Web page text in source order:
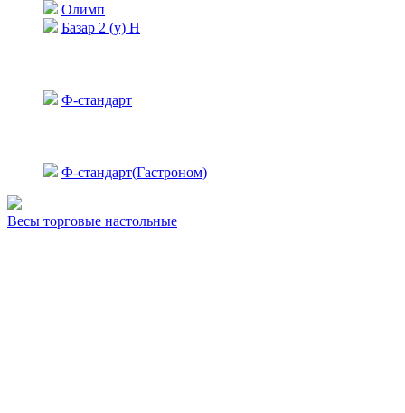
Олимп
Базар 2 (у) Н
Ф-стандарт
Ф-стандарт(Гастроном)
Весы торговые настольные